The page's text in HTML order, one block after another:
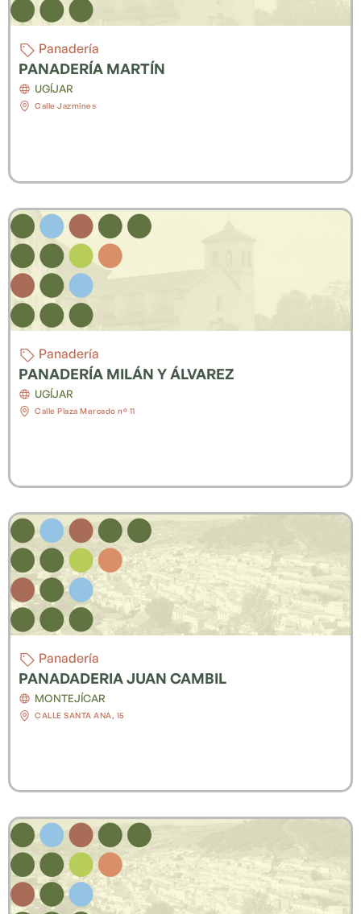
Panadería
PANADERÍA MARTÍN
UGÍJAR
Calle Jazmines
Panadería
PANADERÍA MILÁN Y ÁLVAREZ
UGÍJAR
Calle Plaza Mercado nº 11
Panadería
PANADADERIA JUAN CAMBIL
MONTEJÍCAR
CALLE SANTA ANA, 15